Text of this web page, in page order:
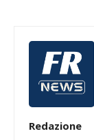
Redazione